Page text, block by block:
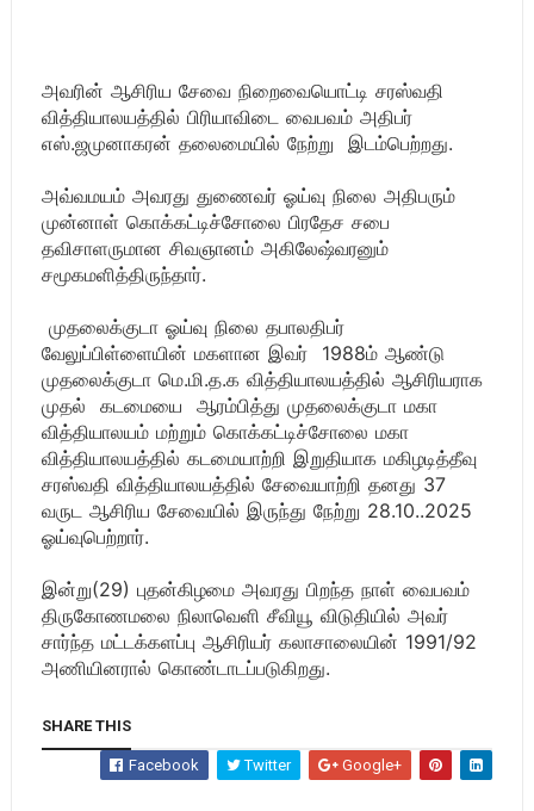
அவரின் ஆசிரிய சேவை நிறைவையொட்டி சரஸ்வதி
வித்தியாலயத்தில் பிரியாவிடை வைபவம் அதிபர்
எஸ்.ஜமுனாகரன் தலைமையில் நேற்று இடம்பெற்றது.
அவ்வமயம் அவரது துணைவர் ஓய்வு நிலை அதிபரும்
முன்னாள் கொக்கட்டிச்சோலை பிரதேச சபை
தவிசாளருமான சிவஞானம் அகிலேஷ்வரனும்
சமூகமளித்திருந்தார்.
முதலைக்குடா ஓய்வு நிலை தபாலதிபர்
வேலுப்பிள்ளையின் மகளான இவர் 1988ம் ஆண்டு
முதலைக்குடா மெ.மி.த.க வித்தியாலயத்தில் ஆசிரியராக
முதல் கடமையை ஆரம்பித்து முதலைக்குடா மகா
வித்தியாலயம் மற்றும் கொக்கட்டிச்சோலை மகா
வித்தியாலயத்தில் கடமையாற்றி இறுதியாக மகிழடித்தீவு
சரஸ்வதி வித்தியாலயத்தில் சேவையாற்றி தனது 37
வருட ஆசிரிய சேவையில் இருந்து நேற்று 28.10..2025
ஓய்வுபெற்றார்.
இன்று(29) புதன்கிழமை அவரது பிறந்த நாள் வைபவம்
திருகோணமலை நிலாவெளி சீவியூ விடுதியில் அவர்
சார்ந்த மட்டக்களப்பு ஆசிரியர் கலாசாலையின் 1991/92
அணியினரால் கொண்டாடப்படுகிறது.
SHARE THIS
Facebook Twitter Google+